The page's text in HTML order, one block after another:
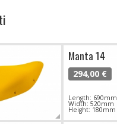
Manta 14
294,00 €
Length: 690mm
Width: 520mm
Height: 180mm